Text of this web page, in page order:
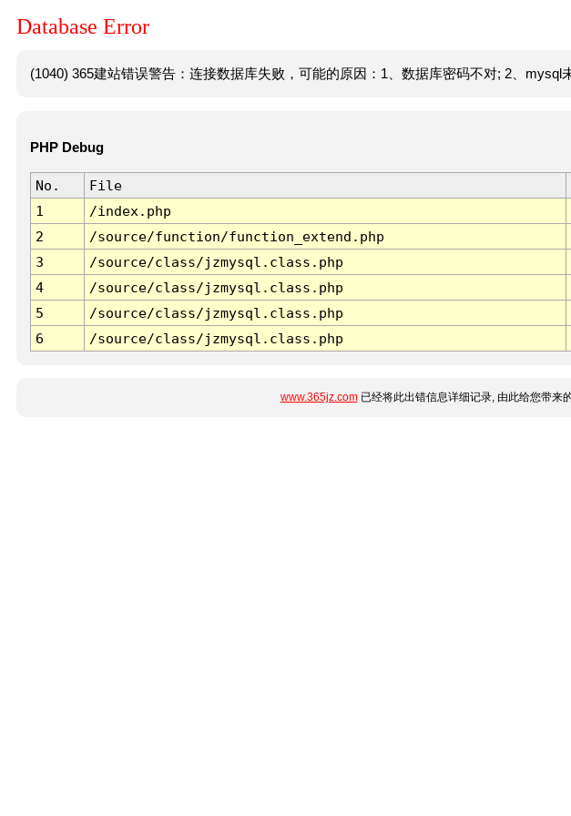
Database Error
(1040) 365建站错误警告：连接数据库失败，可能的原因：1、数据库密码不对; 2、mysql
PHP Debug
No. File
1
/index.php
2
/source/function/function_extend.php
3
/source/class/jzmysql.class.php
4
/source/class/jzmysql.class.php
5
/source/class/jzmysql.class.php
6
/source/class/jzmysql.class.php
www.365jz.com已经将此出错信息详细记录, 由此给您带来